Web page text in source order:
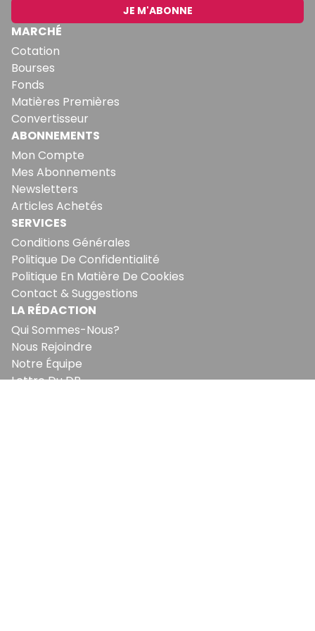
JE M'ABONNE
MARCHÉ
Cotation
Bourses
Fonds
Matières Premières
Convertisseur
ABONNEMENTS
Mon Compte
Mes Abonnements
Newsletters
Articles Achetés
SERVICES
Conditions Générales
Politique De Confidentialité
Politique En Matière De Cookies
Contact & Suggestions
LA RÉDACTION
Qui Sommes-Nous?
Nous Rejoindre
Notre Équipe
Lettre Du DP